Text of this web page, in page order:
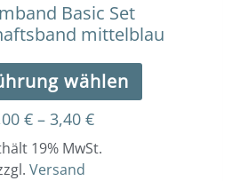
Basic Set
mittelblau
wählen
€ – 3,40 €
19% MwSt.
Versand